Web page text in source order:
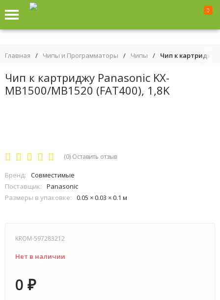
0
Главная / Чипы и Программаторы / Чипы / Чип к картриджу
Чип к картриджу Panasonic KX-
MB1500/MB1520 (FAT400), 1,8K
(0) Оставить отзыв
Бренд:
Совместимые
Поставщик:
Panasonic
Размеры в упаковке:
0.05 × 0.03 × 0.1 м
KROM-597283212
Нет в наличии
0 ₽